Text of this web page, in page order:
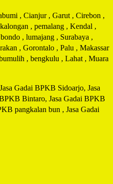
, Cianjur , Garut , Cirebon ,
, pemalang , Kendal ,
, lumajang , Surabaya ,
, Gorontalo , Palu , Makassar
, bengkulu , Lahat , Muara
Gadai BPKB Sidoarjo, Jasa
Bintaro, Jasa Gadai BPKB
pangkalan bun , Jasa Gadai